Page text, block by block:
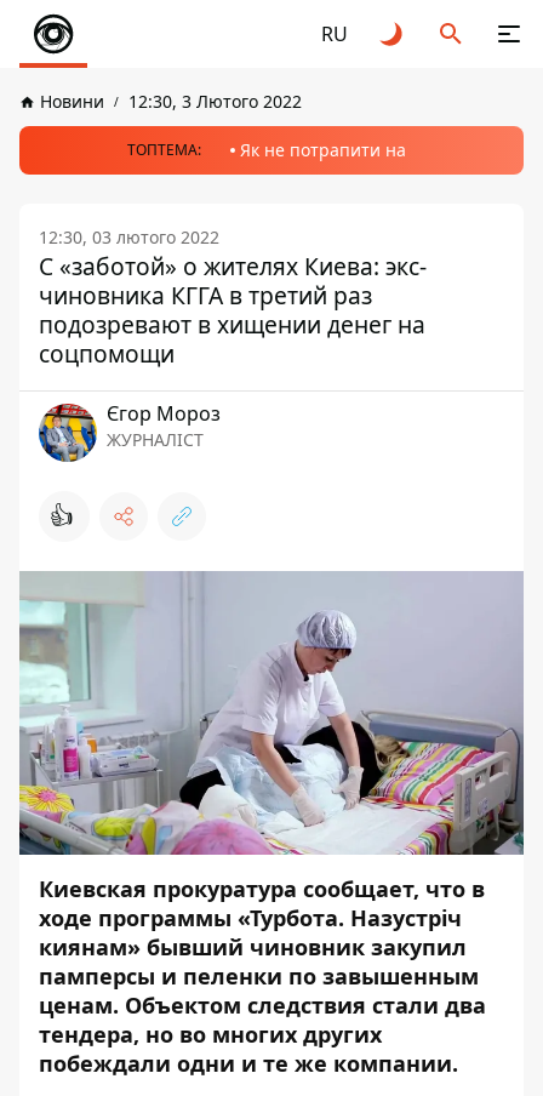
RU
Новини 12:30, 3 Лютого 2022
ТОПТЕМА: Як не потрапити на
12:30, 03 лютого 2022
С «заботой» о жителях Киева: экс-
чиновника КГГА в третий раз
подозревают в хищении денег на
соцпомощи
Єгор Мороз
ЖУРНАЛІСТ
👍
Киевская прокуратура сообщает, что в
ходе программы «Турбота. Назустріч
киянам» бывший чиновник закупил
памперсы и пеленки по завышенным
ценам. Объектом следствия стали два
тендера, но во многих других
побеждали одни и те же компании.